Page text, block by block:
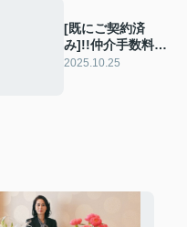
[既にご契約済
み]!!仲介手数料な
しフルリノベーシ
2025.10.25